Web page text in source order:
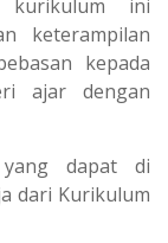
kurikulum ini
keterampilan
kepada
ajar dengan
dapat di
dari Kurikulum